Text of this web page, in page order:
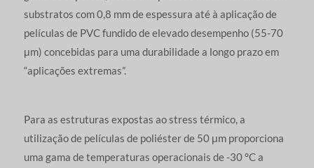
substratos com 0,8 mm de espessura até à aplicação de
películas de PVC fundido de elevado desempenho (55-70
μm) concebidas para uma durabilidade a longo prazo em
“aplicações extremas”.
Para as estruturas expostas ao stress térmico, a
utilização de películas de poliéster de 50 μm proporciona
uma gama de temperaturas operacionais de -30 °C a